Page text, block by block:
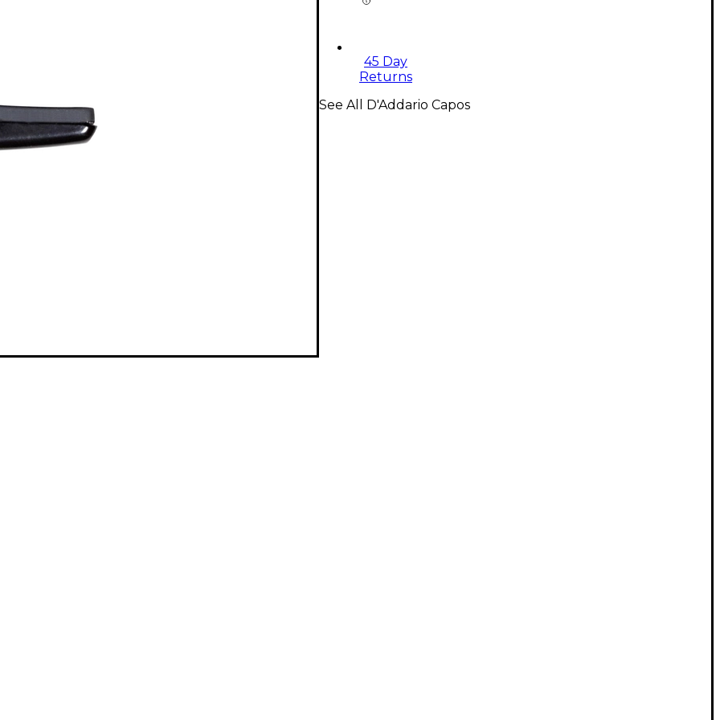
45 Day
Returns
See All D'Addario Capos